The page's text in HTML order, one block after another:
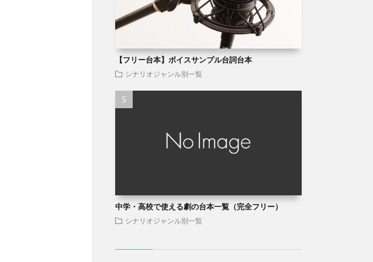
【フリー台本】ボイスサンプル台詞台本
シナリオジャンル別一覧
中学・高校で使える劇の台本一覧（完全フリー）
シナリオジャンル別一覧